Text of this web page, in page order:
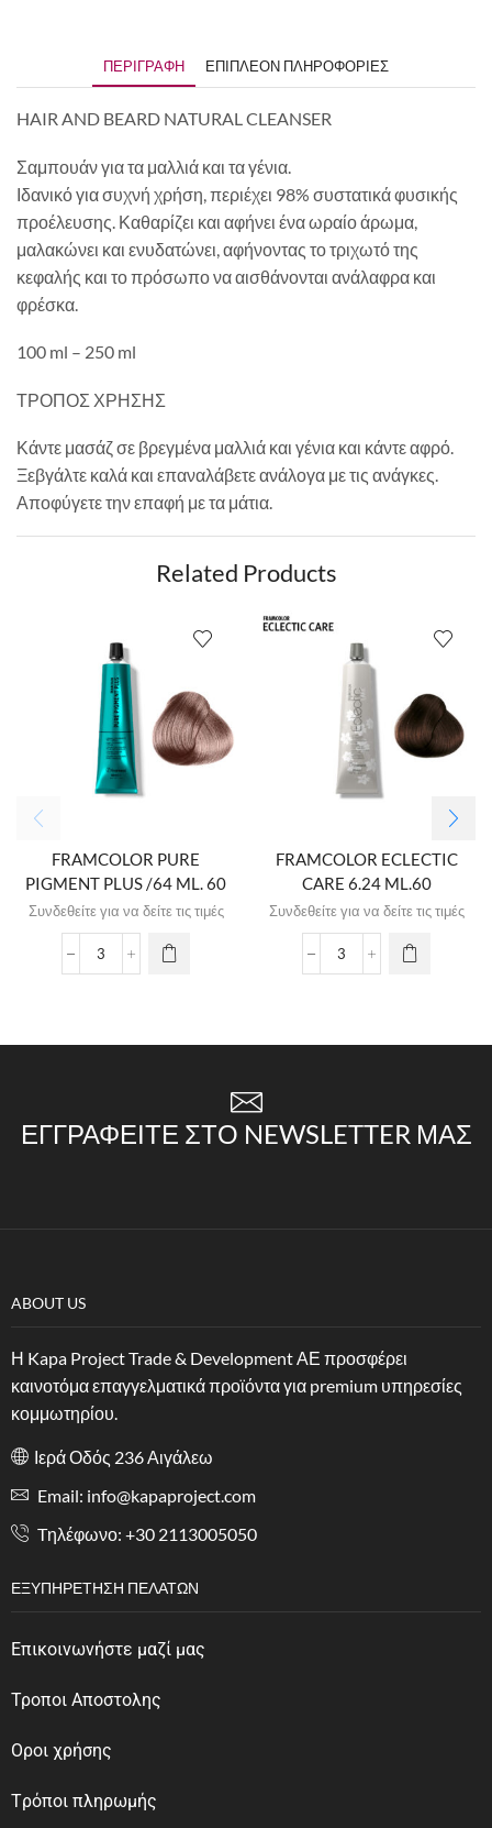
ΠΕΡΙΓΡΑΦΉ ΕΠΙΠΛΈΟΝ ΠΛΗΡΟΦΟΡΊΕΣ
HAIR AND BEARD NATURAL CLEANSER
Σαμπουάν για τα μαλλιά και τα γένια.
Ιδανικό για συχνή χρήση, περιέχει 98% συστατικά φυσικής
προέλευσης. Καθαρίζει και αφήνει ένα ωραίο άρωμα,
μαλακώνει και ενυδατώνει, αφήνοντας το τριχωτό της
κεφαλής και το πρόσωπο να αισθάνονται ανάλαφρα και
φρέσκα.
100 ml – 250 ml
ΤΡΟΠΟΣ ΧΡΗΣΗΣ
Κάντε μασάζ σε βρεγμένα μαλλιά και γένια και κάντε αφρό.
Ξεβγάλτε καλά και επαναλάβετε ανάλογα με τις ανάγκες.
Αποφύγετε την επαφή με τα μάτια.
Related Products
FRAMCOLOR PURE
PIGMENT PLUS /64 ML. 60
Συνδεθείτε για να δείτε τις τιμές
FRAMCOLOR ECLECTIC
CARE 6.24 ML.60
Συνδεθείτε για να δείτε τις τιμές
ΕΓΓΡΑΦΕΊΤΕ ΣΤΟ NEWSLETTER ΜΑΣ
ABOUT US
Η Kapa Project Trade & Development ΑΕ προσφέρει
καινοτόμα επαγγελματικά προϊόντα για premium υπηρεσίες
κομμωτηρίου.
Ιερά Οδός 236 Αιγάλεω
Email: info@kapaproject.com
Tηλέφωνο: +30 2113005050
ΕΞΥΠΗΡΈΤΗΣΗ ΠΕΛΑΤΏΝ
Επικοινωνήστε μαζί μας
Τροποι Αποστολης
Οροι χρήσης
Tρόποι πληρωμής